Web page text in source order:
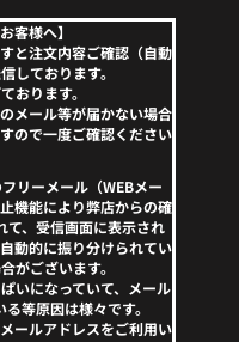
客様へ】
と注文内容ご確認（自動
しております。
おります。
メール等が届かない場合
ので一度ご確認ください
リーメール（WEBメー
機能により弊店からの確
て、受信画面に表示され
動的に振り分けられてい
がございます。
いになっていて、メール
等原因は様々です。
ールアドレスをご利用い